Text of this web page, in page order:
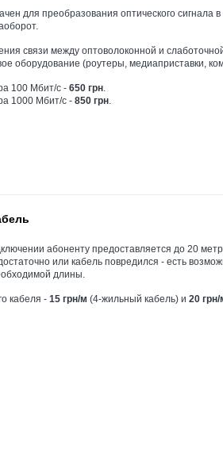
для преобразования оптического сигнала в
связи между оптоволоконной и
оборудование (роутеры, медиаприставки,
100 Мбит/с - 650 грн.
1000 Мбит/с - 850 грн.
абоненту предоставляется до 20
или кабель повредился - есть
длины.
кабеля - 15 грн/м (4-жильный кабель) и 20